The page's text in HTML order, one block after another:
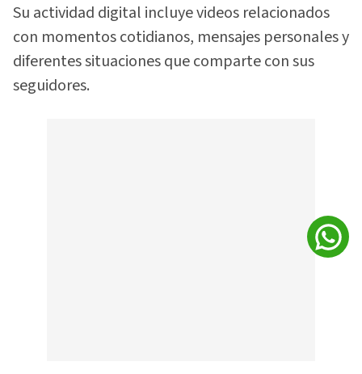
Su actividad digital incluye videos relacionados
con momentos cotidianos, mensajes personales y
diferentes situaciones que comparte con sus
seguidores.